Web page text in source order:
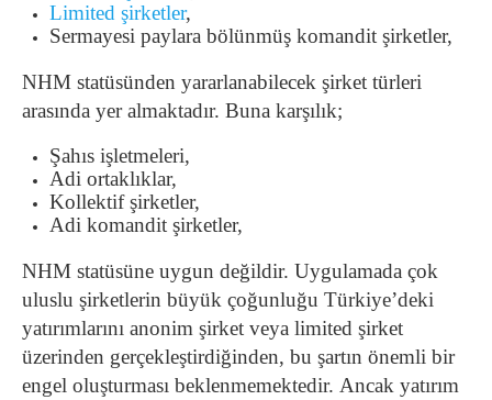
Limited şirketler,
Sermayesi paylara bölünmüş komandit şirketler,
NHM statüsünden yararlanabilecek şirket türleri
arasında yer almaktadır. Buna karşılık;
Şahıs işletmeleri,
Adi ortaklıklar,
Kollektif şirketler,
Adi komandit şirketler,
NHM statüsüne uygun değildir. Uygulamada çok
uluslu şirketlerin büyük çoğunluğu Türkiye’deki
yatırımlarını anonim şirket veya limited şirket
üzerinden gerçekleştirdiğinden, bu şartın önemli bir
engel oluşturması beklenmemektedir. Ancak yatırım